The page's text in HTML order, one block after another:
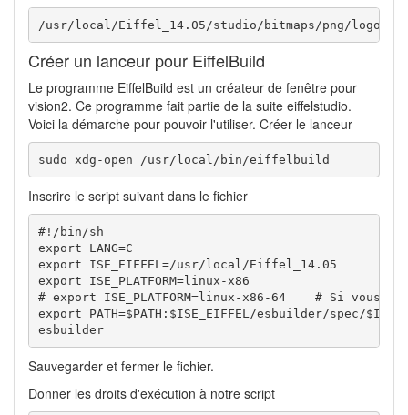
/usr/local/Eiffel_14.05/studio/bitmaps/png/
Créer un lanceur pour EiffelBuild
Le programme EiffelBuild est un créateur de fenêtre pour
vision2. Ce programme fait partie de la suite eiffelstudio.
Voici la démarche pour pouvoir l'utiliser. Créer le lanceur
sudo xdg-open /usr/local/bin/eiffelbuild
Inscrire le script suivant dans le fichier
#!/bin/sh
export LANG=C
export ISE_EIFFEL=/usr/local/Eiffel_14.05
export ISE_PLATFORM=linux-x86
# export ISE_PLATFORM=linux-x86-64    # Si vous
export PATH=$PATH:$ISE_EIFFEL/esbuilder/spec/
esbuilder
Sauvegarder et fermer le fichier.
Donner les droits d'exécution à notre script